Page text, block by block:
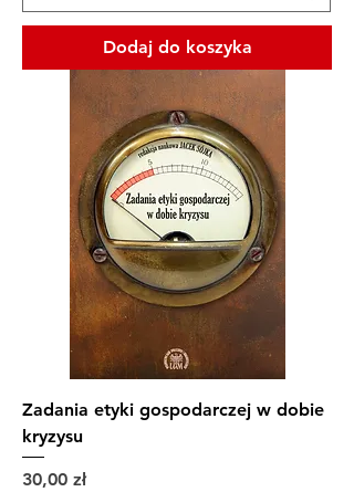
Dodaj do koszyka
Zadania etyki gospodarczej w dobie
kryzysu
Cena
30,00 zł